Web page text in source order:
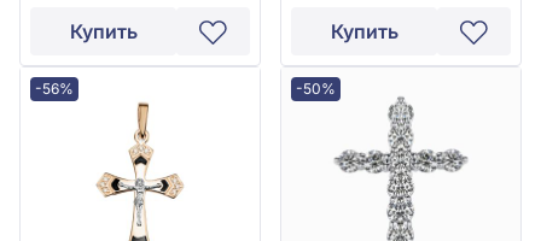
Купить Купить
-56% -50%